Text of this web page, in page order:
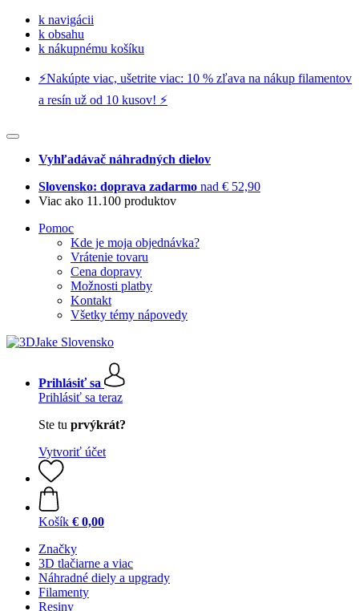
k navigácii
k obsahu
k nákupnému košíku
⚡️Nakúpte viac, ušetrite viac: 10 % zľava na nákup filamentov
a resín už od 10 kusov! ⚡️
Vyhľadávač náhradných dielov
Slovensko: doprava zadarmo nad € 52,90
Viac ako 11.100 produktov
Pomoc
Kde je moja objednávka?
Vrátenie tovaru
Cena dopravy
Možnosti platby
Kontakt
Všetky témy nápovedy
Prihlásiť sa
Prihlásiť sa teraz
Ste tu prvýkrát?
Vytvoriť účet
Košík € 0,00
Značky
3D tlačiarne a viac
Náhradné diely a upgrady
Filamenty
Resiny